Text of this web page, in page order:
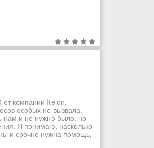
компании Itelon.
особых не вызвала.
нам и не нужно было, но
Я понимаю, насколько
и срочно нужна помощь,